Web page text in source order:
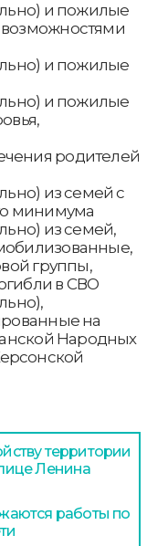
и пожилые
возможностями
и пожилые
и пожилые
родителей
из семей с
минимума
из семей,
группы,
в СВО
на
Народных
территории
Ленина
работы по